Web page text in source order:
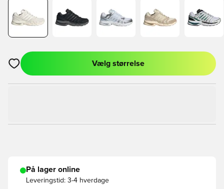
Åbner en Modal til at logge ind eller tilmelde dig som medlem
Vælg størrelse
På lager online
Leveringstid: 3-4 hverdage